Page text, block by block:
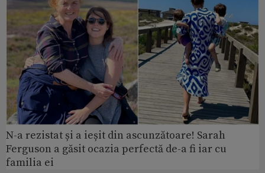
N-a rezistat și a ieșit din ascunzătoare! Sarah
Ferguson a găsit ocazia perfectă de-a fi iar cu
familia ei